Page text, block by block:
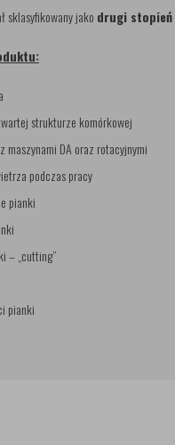
sklasyfikowany jako drugi stopień
strukturze komórkowej
maszynami DA oraz rotacyjnymi
podczas pracy
pianki
– „cutting”
pianki